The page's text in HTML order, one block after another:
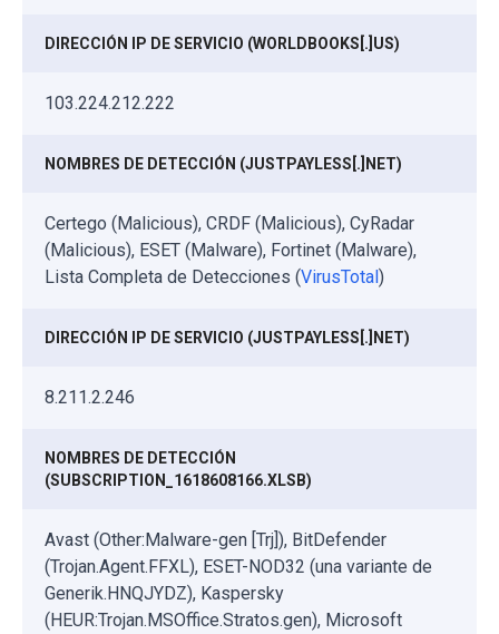
DIRECCIÓN IP DE SERVICIO (WORLDBOOKS[.]US)
103.224.212.222
NOMBRES DE DETECCIÓN (JUSTPAYLESS[.]NET)
Certego (Malicious), CRDF (Malicious), CyRadar
(Malicious), ESET (Malware), Fortinet (Malware),
Lista Completa de Detecciones (VirusTotal)
DIRECCIÓN IP DE SERVICIO (JUSTPAYLESS[.]NET)
8.211.2.246
NOMBRES DE DETECCIÓN
(SUBSCRIPTION_1618608166.XLSB)
Avast (Other:Malware-gen [Trj]), BitDefender
(Trojan.Agent.FFXL), ESET-NOD32 (una variante de
Generik.HNQJYDZ), Kaspersky
(HEUR:Trojan.MSOffice.Stratos.gen), Microsoft